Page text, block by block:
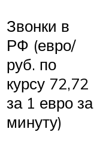
Звонки в
РФ (евро/
руб. по
курсу 72,72
за 1 евро за
минуту)